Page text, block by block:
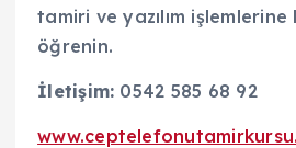
tamiri ve yazılım
öğrenin.
İletişim: 0542 585 68 92